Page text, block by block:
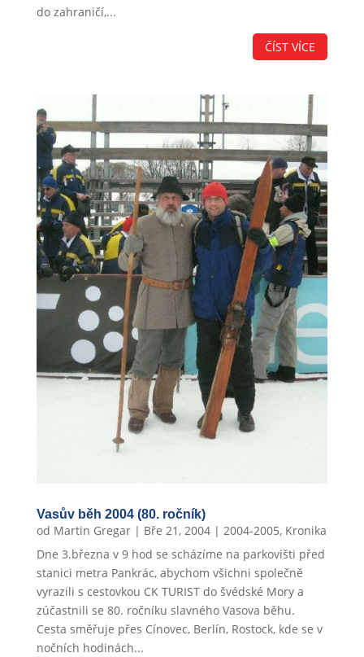
do zahraničí,...
ČÍST VÍCE
Vasův běh 2004 (80. ročník)
od Martin Gregar| Bře 21, 2004| 2004-2005, Kronika
Dne 3.března v 9 hod se scházíme na parkovišti před
stanici metra Pankrác, abychom všichni společně
vyrazili s cestovkou CK TURIST do švédské Mory a
zúčastnili se 80. ročníku slavného Vasova běhu.
Cesta směřuje přes Cínovec, Berlín, Rostock, kde se v
nočních hodinách...